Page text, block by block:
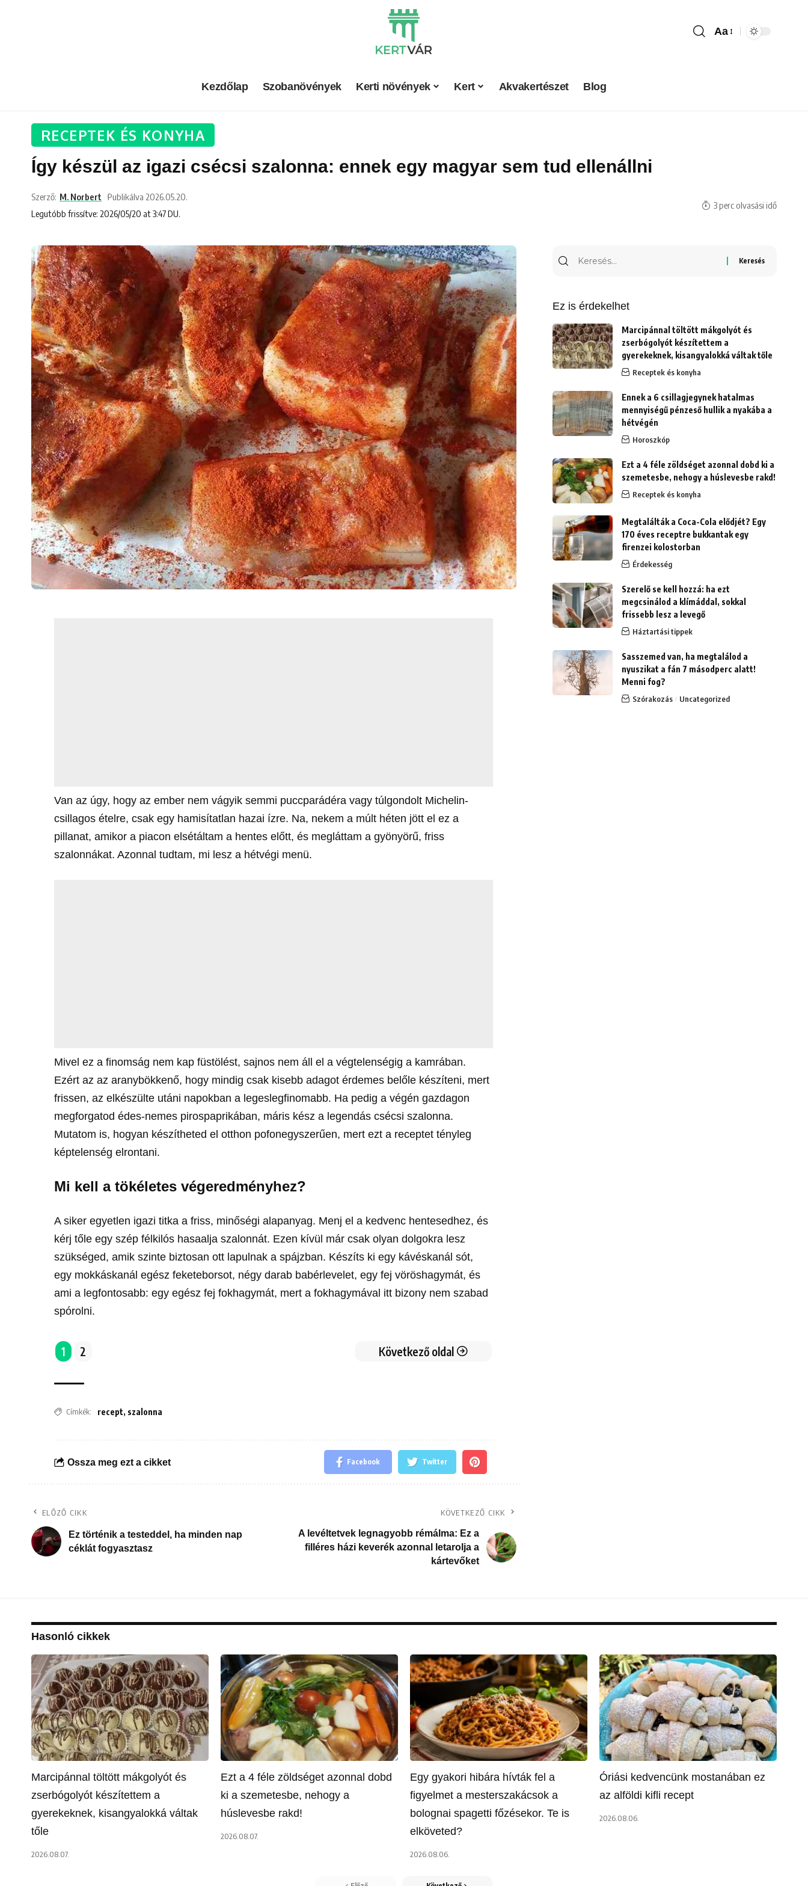
Aa
Kezdőlap Szobanövények Kerti növények Kert Akvakertészet Blog
RECEPTEK ÉS KONYHA
Így készül az igazi csécsi szalonna: ennek egy magyar sem tud ellenállni
Legutóbb frissítve: 2026/05/20 at 3:47 DU.
Szerző: M. Norbert Publikálva 2026.05.20.
3 perc olvasási idő
Van az úgy, hogy az ember nem vágyik semmi puccparádéra vagy túlgondolt Michelin-
csillagos ételre, csak egy hamisítatlan hazai ízre. Na, nekem a múlt héten jött el ez a
pillanat, amikor a piacon elsétáltam a hentes előtt, és megláttam a gyönyörű, friss
szalonnákat. Azonnal tudtam, mi lesz a hétvégi menü.
Mivel ez a finomság nem kap füstölést, sajnos nem áll el a végtelenségig a kamrában.
Ezért az az aranybökkenő, hogy mindig csak kisebb adagot érdemes belőle készíteni, mert
frissen, az elkészülte utáni napokban a legeslegfinomabb. Ha pedig a végén gazdagon
megforgatod édes-nemes pirospaprikában, máris kész a legendás csécsi szalonna.
Mutatom is, hogyan készítheted el otthon pofonegyszerűen, mert ezt a receptet tényleg
képtelenség elrontani.
Mi kell a tökéletes végeredményhez?
A siker egyetlen igazi titka a friss, minőségi alapanyag. Menj el a kedvenc hentesedhez, és
kérj tőle egy szép félkilós hasaalja szalonnát. Ezen kívül már csak olyan dolgokra lesz
szükséged, amik szinte biztosan ott lapulnak a spájzban. Készíts ki egy kávéskanál sót,
egy mokkáskanál egész feketeborsot, négy darab babérlevelet, egy fej vöröshagymát, és
ami a legfontosabb: egy egész fej fokhagymát, mert a fokhagymával itt bizony nem szabad
spórolni.
1 2 Következő oldal
Címkék: recept, szalonna
Ossza meg ezt a cikket Facebook Twitter
ELŐZŐ CIKK
Ez történik a testeddel, ha minden nap
céklát fogyasztasz
KÖVETKEZŐ CIKK
A levéltetvek legnagyobb rémálma: Ez a
filléres házi keverék azonnal letarolja a
kártevőket
Ez is érdekelhet
Marcipánnal töltött mákgolyót és
zserbógolyót készítettem a
gyerekeknek, kisangyalokká váltak tőle
Receptek és konyha
Ennek a 6 csillagjegynek hatalmas
mennyiségű pénzeső hullik a nyakába a
hétvégén
Horoszkóp
Ezt a 4 féle zöldséget azonnal dobd ki a
szemetesbe, nehogy a húslevesbe rakd!
Receptek és konyha
Megtalálták a Coca-Cola elődjét? Egy
170 éves receptre bukkantak egy
firenzei kolostorban
Érdekesség
Szerelő se kell hozzá: ha ezt
megcsinálod a klímáddal, sokkal
frissebb lesz a levegő
Háztartási tippek
Sasszemed van, ha megtalálod a
nyuszikat a fán 7 másodperc alatt!
Menni fog?
Szórakozás Uncategorized
Hasonló cikkek
Marcipánnal töltött mákgolyót és
zserbógolyót készítettem a
gyerekeknek, kisangyalokká váltak
tőle
2026.08.07.
Ezt a 4 féle zöldséget azonnal dobd
ki a szemetesbe, nehogy a
húslevesbe rakd!
2026.08.07.
Egy gyakori hibára hívták fel a
figyelmet a mesterszakácsok a
bolognai spagetti főzésekor. Te is
elköveted?
2026.08.06.
Óriási kedvencünk mostanában ez
az alföldi kifli recept
2026.08.06.